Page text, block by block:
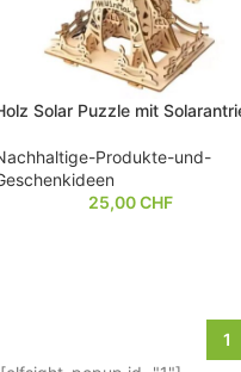
Solar Puzzle mit
Produkte-und-
25,00CHF
1